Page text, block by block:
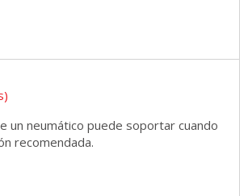
un neumático puede soportar cuando
recomendada.